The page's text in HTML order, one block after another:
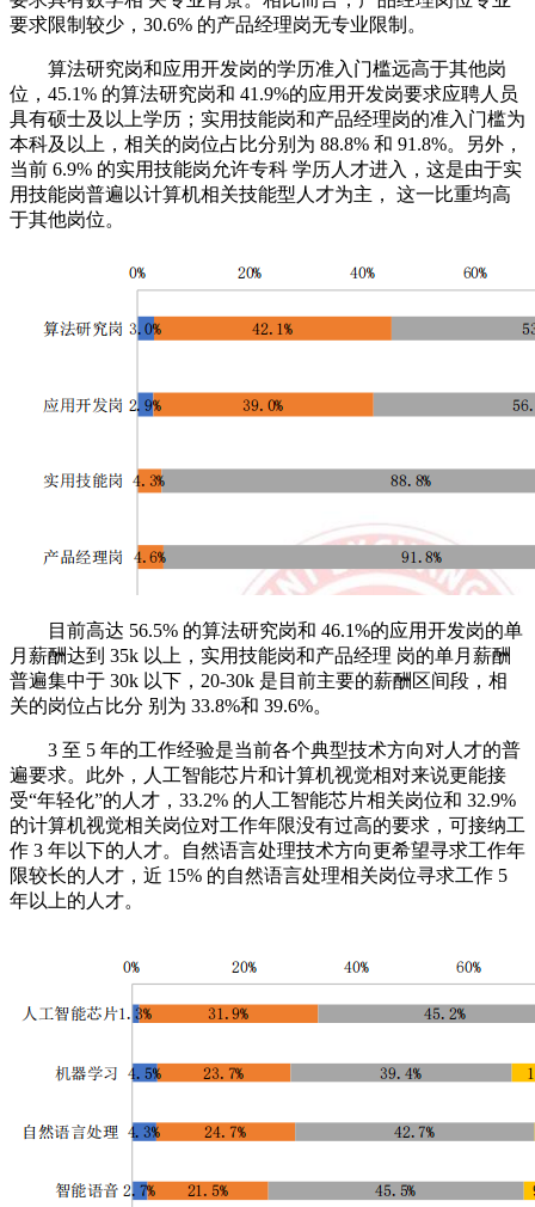
要求限制较少，30.6% 的产品经理岗无专业限制。
算法研究岗和应用开发岗的学历准入门槛远高于其他岗
位，45.1% 的算法研究岗和 41.9%的应用开发岗要求应聘人员
具有硕士及以上学历；实用技能岗和产品经理岗的准入门槛为
本科及以上，相关的岗位占比分别为 88.8% 和 91.8%。另外，
当前 6.9% 的实用技能岗允许专科 学历人才进入，这是由于实
用技能岗普遍以计算机相关技能型人才为主， 这一比重均高
于其他岗位。
目前高达 56.5% 的算法研究岗和 46.1%的应用开发岗的单
月薪酬达到 35k 以上，实用技能岗和产品经理 岗的单月薪酬
普遍集中于 30k 以下，20-30k 是目前主要的薪酬区间段，相
关的岗位占比分 别为 33.8%和 39.6%。
3 至 5 年的工作经验是当前各个典型技术方向对人才的普
遍要求。此外，人工智能芯片和计算机视觉相对来说更能接
受“年轻化”的人才，33.2% 的人工智能芯片相关岗位和 32.9%
的计算机视觉相关岗位对工作年限没有过高的要求，可接纳工
作 3 年以下的人才。自然语言处理技术方向更希望寻求工作年
限较长的人才，近 15% 的自然语言处理相关岗位寻求工作 5
年以上的人才。